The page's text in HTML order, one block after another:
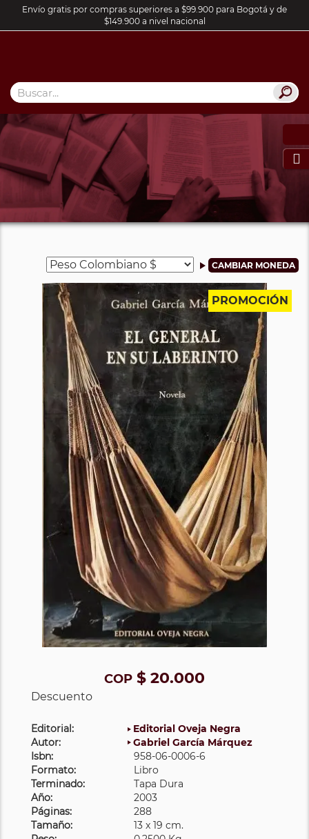
Envío gratis por compras superiores a $99.900 para Bogotá y de
$149.900 a nivel nacional

PROMOCIÓN
COP $ 20.000
Descuento
Editorial:
Editorial Oveja Negra
Autor:
Gabriel García Márquez
Isbn:
958-06-0006-6
Formato:
Libro
Terminado:
Tapa Dura
Año:
2003
Páginas:
288
Tamaño:
13 x 19 cm.